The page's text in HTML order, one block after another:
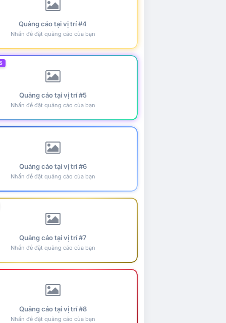
Quảng cáo tại vị trí #4
Nhấn để đặt quảng cáo của bạn
Quảng cáo tại vị trí #5
Nhấn để đặt quảng cáo của bạn
Quảng cáo tại vị trí #6
Nhấn để đặt quảng cáo của bạn
Quảng cáo tại vị trí #7
Nhấn để đặt quảng cáo của bạn
Quảng cáo tại vị trí #8
Nhấn để đặt quảng cáo của bạn